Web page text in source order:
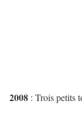
2008 : Trois petits